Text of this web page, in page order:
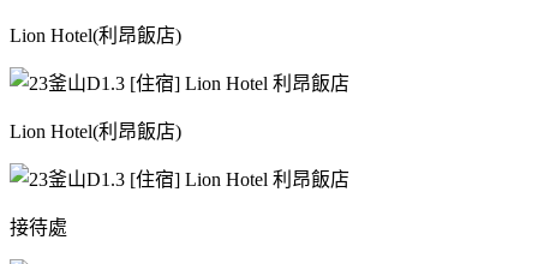
Lion Hotel(利昂飯店)
Lion Hotel(利昂飯店)
接待處